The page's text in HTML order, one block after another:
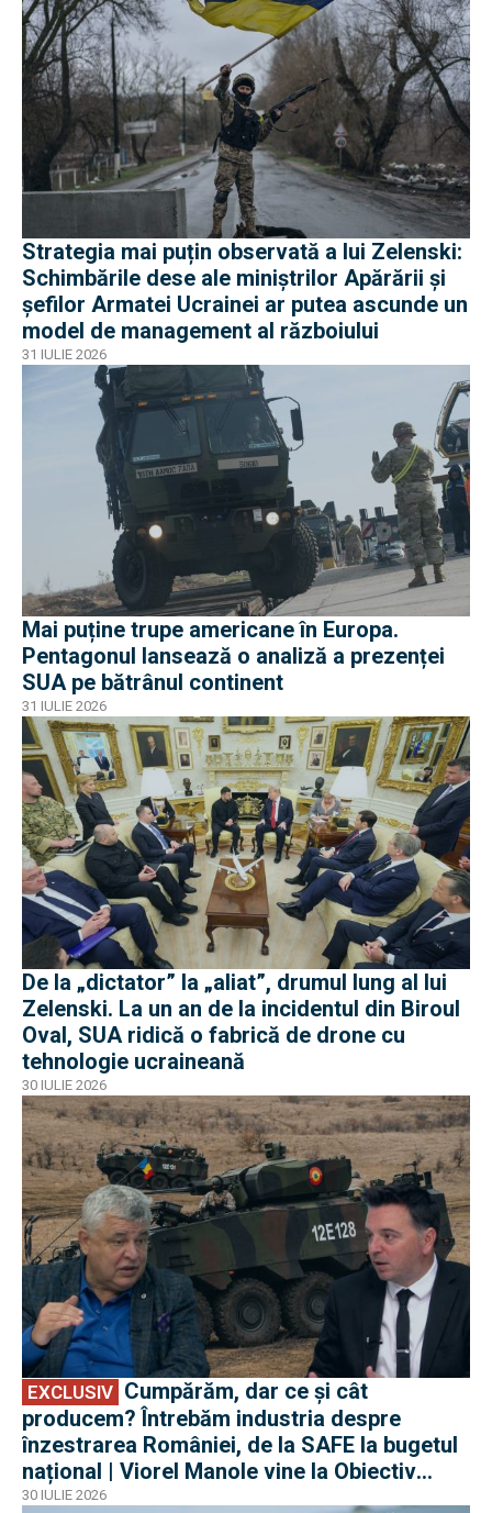
Strategia mai puțin observată a lui Zelenski:
Schimbările dese ale miniștrilor Apărării și
șefilor Armatei Ucrainei ar putea ascunde un
model de management al războiului
31 IULIE 2026
Mai puține trupe americane în Europa.
Pentagonul lansează o analiză a prezenței
SUA pe bătrânul continent
31 IULIE 2026
De la „dictator” la „aliat”, drumul lung al lui
Zelenski. La un an de la incidentul din Biroul
Oval, SUA ridică o fabrică de drone cu
tehnologie ucraineană
30 IULIE 2026
EXCLUSIV
EXCLUSIV
producem? Întrebăm industria despre
înzestrarea României, de la SAFE la bugetul
național | Viorel Manole vine la Obiectiv
EuroAtlantic la DefenseRomania
30 IULIE 2026